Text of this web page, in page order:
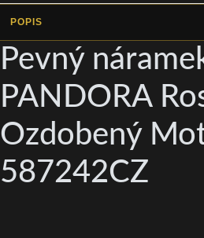
POPIS
Pevný
PANDORA
Ozdobený
587242CZ